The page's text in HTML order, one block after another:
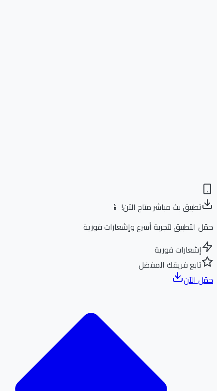
تطبيق بث مباشر متاح الآن! 📱
التطبيق لتجربة أسرع وإشعارات فورية
إشعارات فورية
تابع فريقك المفضل
الآن